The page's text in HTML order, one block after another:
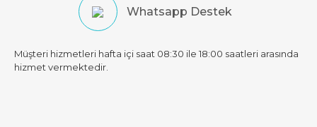
Whatsapp Destek
Müşteri hizmetleri hafta içi saat 08:30 ile 18:00 saatleri arasında
hizmet vermektedir.